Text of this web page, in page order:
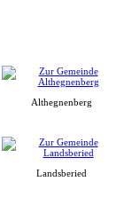
Althegnenberg
Landsberied